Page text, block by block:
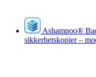
Ashampoo®
sikkerhetskopier –